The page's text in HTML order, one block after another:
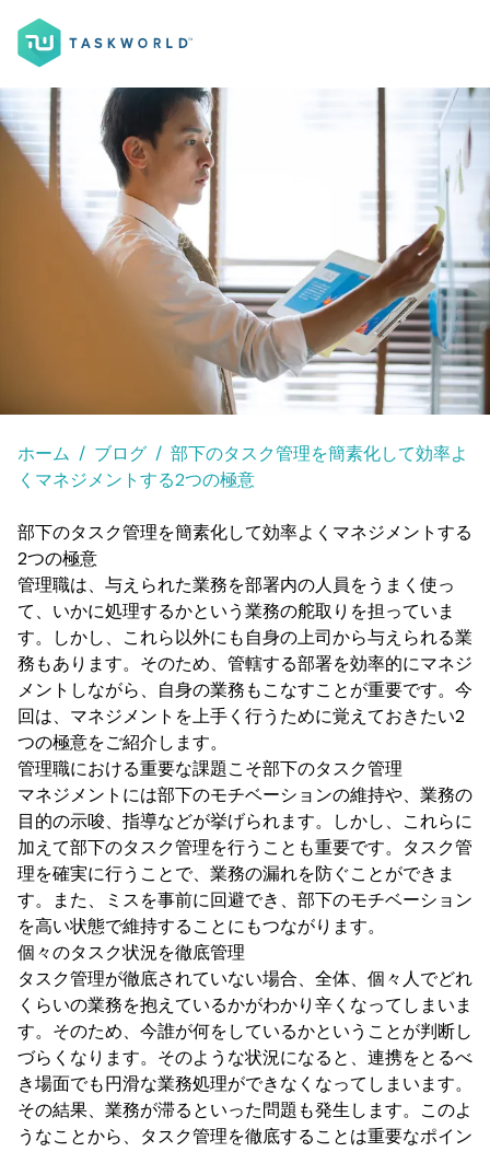
ホーム ブログ
部下のタスク管理を簡素化して効率よ
くマネジメントする2つの極意
部下のタスク管理を簡素化して効率よくマネジメントする
2つの極意
管理職は、与えられた業務を部署内の人員をうまく使っ
て、いかに処理するかという業務の舵取りを担っていま
す。しかし、これら以外にも自身の上司から与えられる業
務もあります。そのため、管轄する部署を効率的にマネジ
メントしながら、自身の業務もこなすことが重要です。今
回は、マネジメントを上手く行うために覚えておきたい2
つの極意をご紹介します。
管理職における重要な課題こそ部下のタスク管理
マネジメントには部下のモチベーションの維持や、業務の
目的の示唆、指導などが挙げられます。しかし、これらに
加えて部下のタスク管理を行うことも重要です。タスク管
理を確実に行うことで、業務の漏れを防ぐことができま
す。また、ミスを事前に回避でき、部下のモチベーション
を高い状態で維持することにもつながります。
個々のタスク状況を徹底管理
タスク管理が徹底されていない場合、全体、個々人でどれ
くらいの業務を抱えているかがわかり辛くなってしまいま
す。そのため、今誰が何をしているかということが判断し
づらくなります。そのような状況になると、連携をとるべ
き場面でも円滑な業務処理ができなくなってしまいます。
その結果、業務が滞るといった問題も発生します。このよ
うなことから、タスク管理を徹底することは重要なポイン